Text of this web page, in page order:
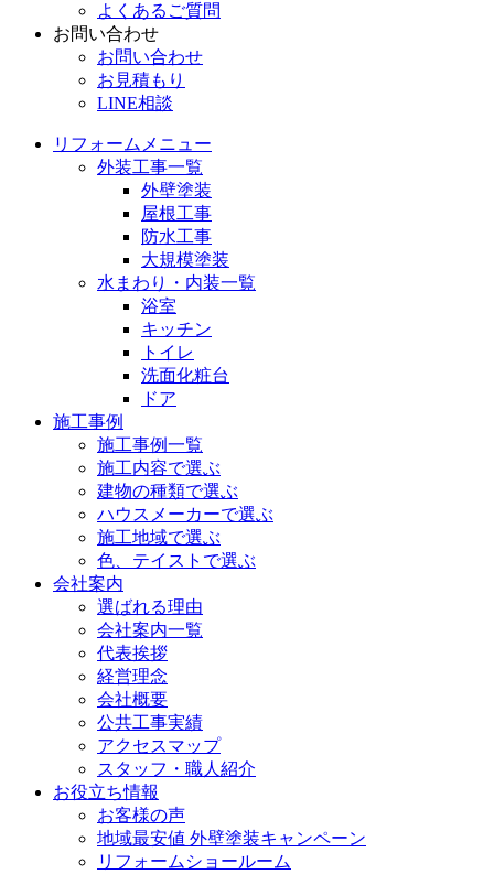
よくあるご質問
お問い合わせ
お問い合わせ
お見積もり
LINE相談
リフォームメニュー
外装工事一覧
外壁塗装
屋根工事
防水工事
大規模塗装
水まわり・内装一覧
浴室
キッチン
トイレ
洗面化粧台
ドア
施工事例
施工事例一覧
施工内容で選ぶ
建物の種類で選ぶ
ハウスメーカーで選ぶ
施工地域で選ぶ
色、テイストで選ぶ
会社案内
選ばれる理由
会社案内一覧
代表挨拶
経営理念
会社概要
公共工事実績
アクセスマップ
スタッフ・職人紹介
お役立ち情報
お客様の声
地域最安値 外壁塗装キャンペーン
リフォームショールーム